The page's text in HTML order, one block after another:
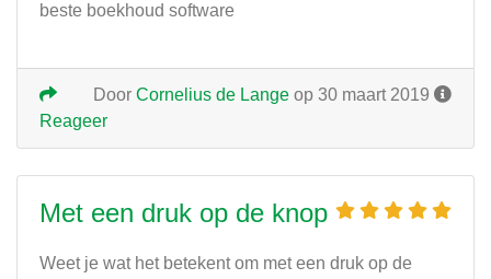
beste boekhoud software
Door Cornelius de Lange op 30 maart 2019
Reageer
Met een druk op de knop
Weet je wat het betekent om met een druk op de